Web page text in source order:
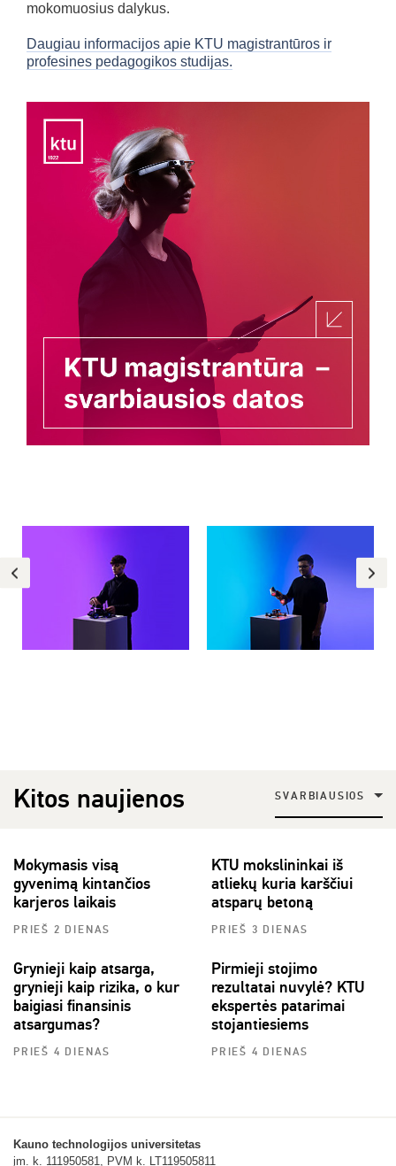
mokomuosius dalykus.
Daugiau informacijos apie KTU magistrantūros ir
profesines pedagogikos studijas.
Kitos naujienos SVARBIAUSIOS
Mokymasis visą
gyvenimą kintančios
karjeros laikais
PRIEŠ 2 DIENAS
KTU mokslininkai iš
atliekų kuria karščiui
atsparų betoną
PRIEŠ 3 DIENAS
Grynieji kaip atsarga,
grynieji kaip rizika, o kur
baigiasi finansinis
atsargumas?
PRIEŠ 4 DIENAS
Pirmieji stojimo
rezultatai nuvylė? KTU
ekspertės patarimai
stojantiesiems
PRIEŠ 4 DIENAS
Kauno technologijos universitetas
įm. k. 111950581, PVM k. LT119505811